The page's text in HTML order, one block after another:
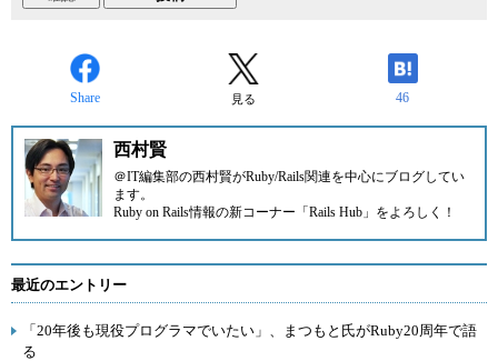
Share 見る 46
西村賢
＠IT編集部の西村賢がRuby/Rails関連を中心にブログしてい
ます。
Ruby on Rails情報の新コーナー 「Rails Hub」 をよろしく！
最近のエントリー
「20年後も現役プログラマでいたい」、まつもと氏がRuby20周年で語
る